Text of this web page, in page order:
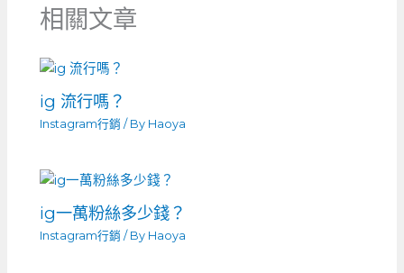
相關文章
ig 流行嗎？
Instagram行銷 / By Haoya
ig一萬粉絲多少錢？
Instagram行銷 / By Haoya